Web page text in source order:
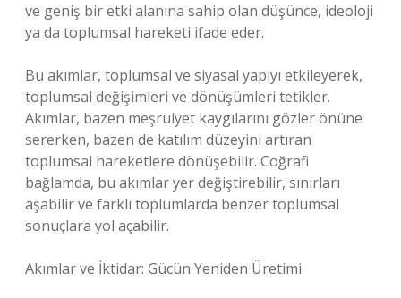
ve geniş bir etki alanına sahip olan düşünce, ideoloji
ya da toplumsal hareketi ifade eder.
Bu akımlar, toplumsal ve siyasal yapıyı etkileyerek,
toplumsal değişimleri ve dönüşümleri tetikler.
Akımlar, bazen meşruiyet kaygılarını gözler önüne
sererken, bazen de katılım düzeyini artıran
toplumsal hareketlere dönüşebilir. Coğrafi
bağlamda, bu akımlar yer değiştirebilir, sınırları
aşabilir ve farklı toplumlarda benzer toplumsal
sonuçlara yol açabilir.
Akımlar ve İktidar: Gücün Yeniden Üretimi